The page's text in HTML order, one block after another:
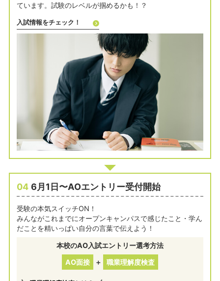
ています。試験のレベルが掴めるかも！？
入試情報をチェック！
04 6月1日〜AOエントリー受付開始
受験の本気スイッチON！
みんながこれまでにオープンキャンパスで感じたこと・学ん
だことを精いっぱい自分の言葉で伝えよう！
本校のAO入試エントリー選考方法
AO面接 ＋ 職業理解度検査